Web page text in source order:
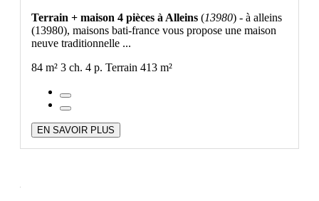
Terrain + maison 4 pièces à Alleins (13980) - à alleins
(13980), maisons bati-france vous propose une maison
neuve traditionnelle ...
84 m² 3 ch. 4 p. Terrain 413 m²
EN SAVOIR PLUS